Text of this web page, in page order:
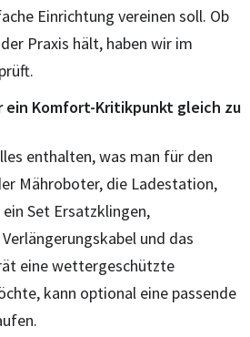
Einrichtung vereinen soll. Ob
Praxis hält, haben wir im
Komfort-Kritikpunkt gleich zu
enthalten, was man für den
Mähroboter, die Ladestation,
Set Ersatzklingen,
und das
eine wettergeschützte
kann optional eine passende